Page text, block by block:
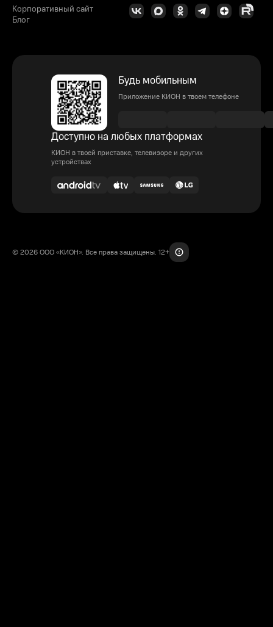
Корпоративный сайт
Блог
Будь мобильным
Приложение КИОН в твоем телефоне
Доступно на любых платформах
КИОН в твоей приставке, телевизоре и других
устройствах
© 2026 ООО «КИОН». Все права защищены. 12+